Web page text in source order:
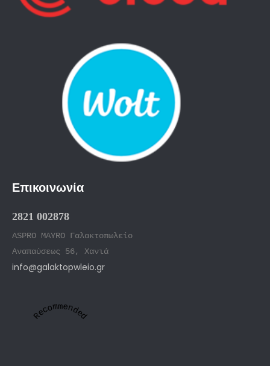
Επικοινωνία
2821 002878
ASPRO MAYRO Γαλακτοπωλείο
Αναπαύσεως 56, Χανιά
info@galaktopwleio.gr
Recommended